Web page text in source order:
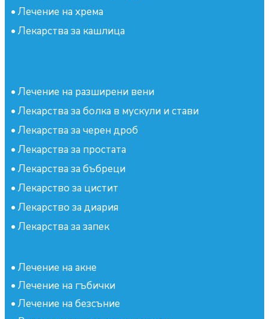
• Лечение на хрема
• Лекарства за кашлица
• Лечение на разширени вени
• Лекарства за болка в мускули и стави
• Лекарства за черен дроб
• Лекарства за простата
• Лекарства за бъбреци
• Лекарство за цистит
• Лекарство за диария
• Лекарства за запек
• Лечение на акне
• Лечение на гъбички
• Лечение на безсъние